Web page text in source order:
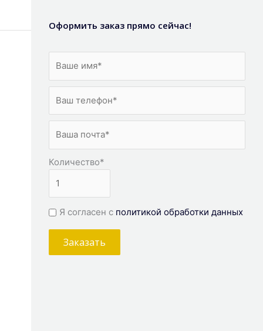
Оформить заказ прямо сейчас!
Количество*
Я согласен с политикой обработки данных
Заказать